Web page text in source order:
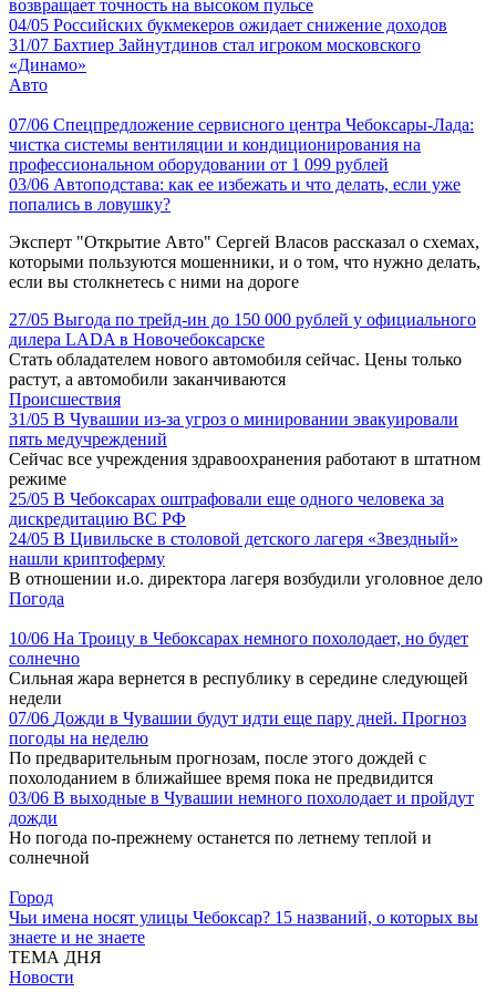
возвращает точность на высоком пульсе
04/05 Российских букмекеров ожидает снижение доходов
31/07 Бахтиер Зайнутдинов стал игроком московского
«Динамо»
Авто
07/06 Спецпредложение сервисного центра Чебоксары-Лада:
чистка системы вентиляции и кондиционирования на
профессиональном оборудовании от 1 099 рублей
03/06 Автоподстава: как ее избежать и что делать, если уже
попались в ловушку?
Эксперт "Открытие Авто" Сергей Власов рассказал о схемах,
которыми пользуются мошенники, и о том, что нужно делать,
если вы столкнетесь с ними на дороге
27/05 Выгода по трейд-ин до 150 000 рублей у официального
дилера LADA в Новочебоксарске
Стать обладателем нового автомобиля сейчас. Цены только
растут, а автомобили заканчиваются
Происшествия
31/05 В Чувашии из-за угроз о минировании эвакуировали
пять медучреждений
Сейчас все учреждения здравоохранения работают в штатном
режиме
25/05 В Чебоксарах оштрафовали еще одного человека за
дискредитацию ВС РФ
24/05 В Цивильске в столовой детского лагеря «Звездный»
нашли криптоферму
В отношении и.о. директора лагеря возбудили уголовное дело
Погода
10/06 На Троицу в Чебоксарах немного похолодает, но будет
солнечно
Сильная жара вернется в республику в середине следующей
недели
07/06 Дожди в Чувашии будут идти еще пару дней. Прогноз
погоды на неделю
По предварительным прогнозам, после этого дождей с
похолоданием в ближайшее время пока не предвидится
03/06 В выходные в Чувашии немного похолодает и пройдут
дожди
Но погода по-прежнему останется по летнему теплой и
солнечной
Город
Чьи имена носят улицы Чебоксар? 15 названий, о которых вы
знаете и не знаете
ТЕМА ДНЯ
Новости